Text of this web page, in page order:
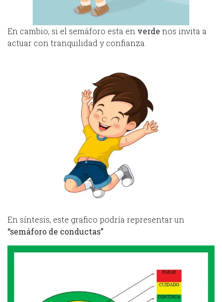
En cambio, si el semáforo esta en verde nos invita a
actuar con tranquilidad y confianza.
En síntesis, este grafico podría representar un
“semáforo de conductas”